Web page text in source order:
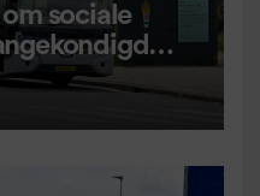
sociale